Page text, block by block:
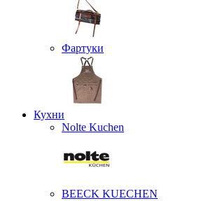
Фартуки
Кухни
Nolte Kuchen
BEECK KUECHEN